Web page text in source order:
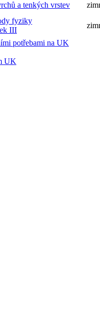
a tenkých vrstev
fyziky
III
potřebami na UK
UK